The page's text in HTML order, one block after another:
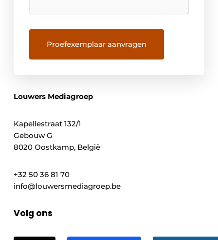
Louwers Mediagroep
Kapellestraat 132/1
Gebouw G
8020 Oostkamp, België
+32 50 36 81 70
info@louwersmediagroep.be
Volg ons